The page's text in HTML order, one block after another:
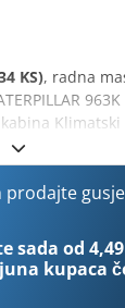
KS), radna
otprilike
20,7 t.
prodajte
sada od
kupaca